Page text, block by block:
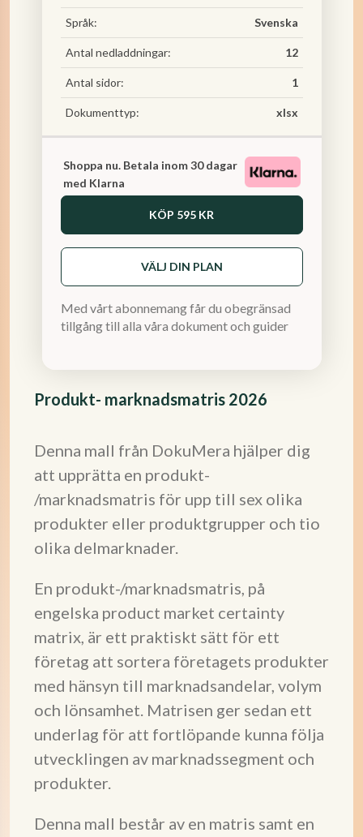
Produkt- marknadsmatris 2026
Denna mall från DokuMera hjälper dig
att upprätta en produkt-
/marknadsmatris för upp till sex olika
produkter eller produktgrupper och tio
olika delmarknader.
En produkt-/marknadsmatris, på
engelska product market certainty
matrix, är ett praktiskt sätt för ett
företag att sortera företagets produkter
med hänsyn till marknadsandelar, volym
och lönsamhet. Matrisen ger sedan ett
underlag för att fortlöpande kunna följa
utvecklingen av marknadssegment och
produkter.
Denna mall består av en matris samt en
Språk: Svenska
Antal nedladdningar: 12
Antal sidor: 1
Dokumenttyp: xlsx
Shoppa nu. Betala inom 30 dagar
med Klarna
KÖP 595 KR
VÄLJ DIN PLAN
Med vårt abonnemang får du obegränsad
tillgång till alla våra dokument och guider